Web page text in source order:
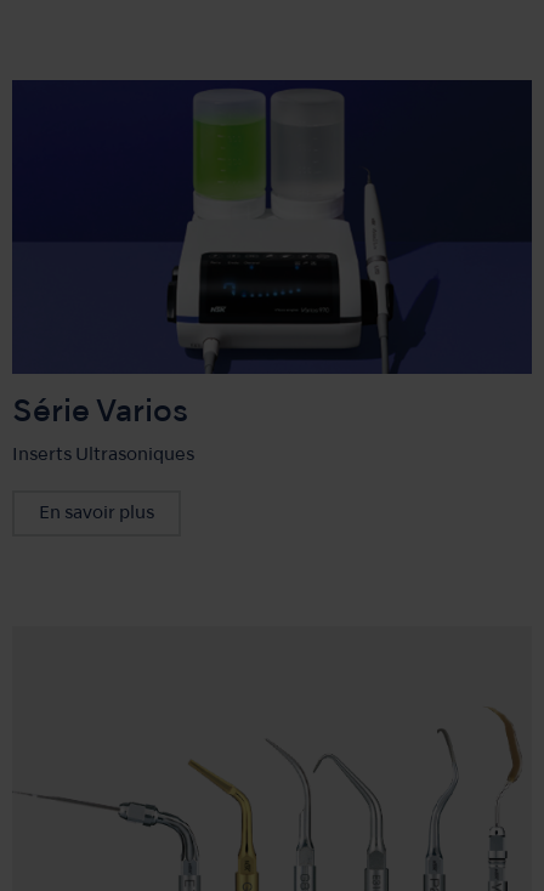
Série Varios
Inserts Ultrasoniques
En savoir plus